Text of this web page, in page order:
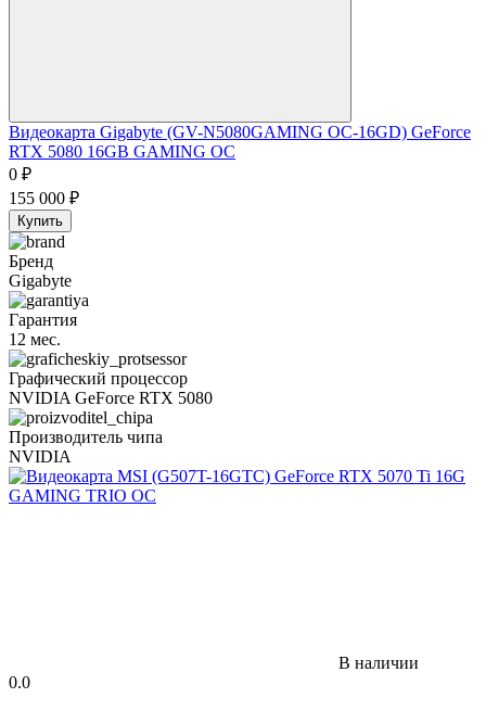
Видеокарта Gigabyte (GV-N5080GAMING OC-16GD) GeForce
RTX 5080 16GB GAMING OC
0 ₽
155 000 ₽
Купить
Бренд
Gigabyte
Гарантия
12 мес.
Графический процессор
NVIDIA GeForce RTX 5080
Производитель чипа
NVIDIA
В наличии
0.0